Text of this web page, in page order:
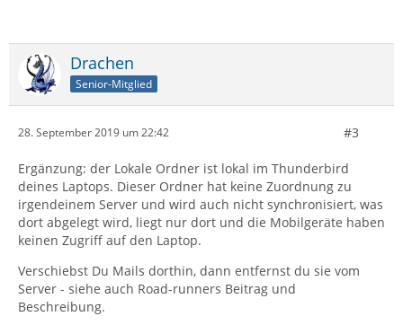
Drachen
Senior-Mitglied
28. September 2019 um 22:42 #3
Ergänzung: der Lokale Ordner ist lokal im Thunderbird
deines Laptops. Dieser Ordner hat keine Zuordnung zu
irgendeinem Server und wird auch nicht synchronisiert, was
dort abgelegt wird, liegt nur dort und die Mobilgeräte haben
keinen Zugriff auf den Laptop.
Verschiebst Du Mails dorthin, dann entfernst du sie vom
Server - siehe auch Road-runners Beitrag und
Beschreibung.